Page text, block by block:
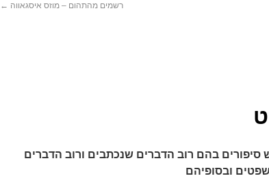
רשמים מהתהום – מוזס איסגאווה ←
סיפורים בהם רוב הדברים שנכתבים ורוב הדברים
ובסופיהם